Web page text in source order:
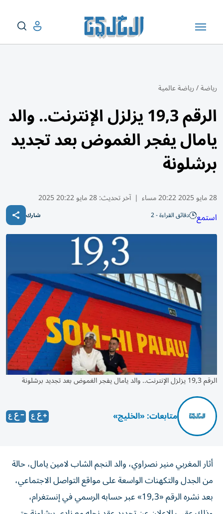
رياضة/رياضة عالمية
الرقم 19,3 يزلزل الإنترنت.. والد
يامال يفجر الغموض بعد تجديد
برشلونة
28 مايو 2025 20:22 مساء | آخر تحديث:28 مايو 20:22 2025
استمع دقائق القراءة - 2 شارك
الرقم 19,3 يزلزل الإنترنت.. والد يامال يفجر الغموض بعد تجديد برشلونة
متابعات: «الخليج»
أثار المغربي منير نصراوي، والد النجم الشاب لامين يامال، حالة
من الجدل والتكهنات الواسعة على مواقع التواصل الاجتماعي،
بعد نشره الرقم «19,3» عبر حسابه الرسمي في إنستغرام،